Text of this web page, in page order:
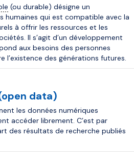
(ou durable) désigne un
humaines qui est compatible avec la
à offrir les ressources et les
Il s’agit d’un développement
aux besoins des personnes
l’existence des générations futures.
data)
les données numériques
accéder librement. C’est par
des résultats de recherche publiés